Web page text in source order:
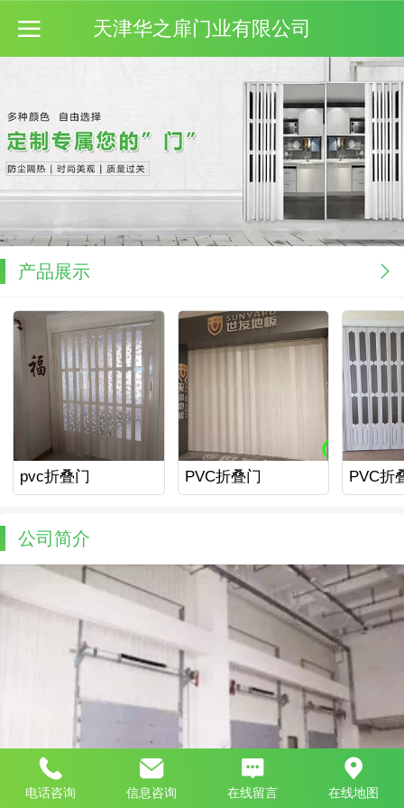
天津华之扉门业有限公司
产品展示
pvc折叠门 PVC折叠门 PVC折
公司简介
电话咨询 信息咨询 在线留言 在线地图